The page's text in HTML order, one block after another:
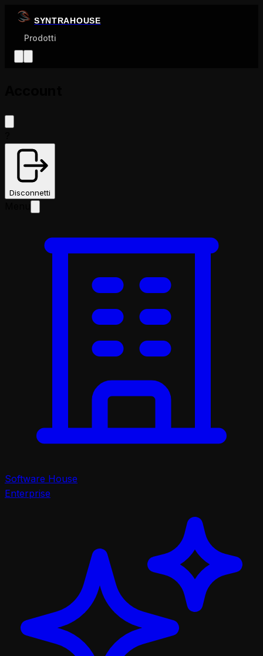
SYNTRAHOUSE
Prodotti
Disconnetti
Software House
Enterprise